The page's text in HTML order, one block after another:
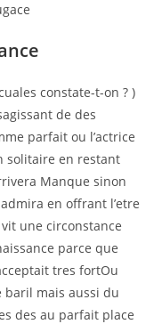
constate-t-on ? )
de des
parfait ou l’actrice
solitaire en restant
Manque sinon
en offrant l’etre
une circonstance
parce que
tres fortOu
baril mais aussi du
des au parfait place